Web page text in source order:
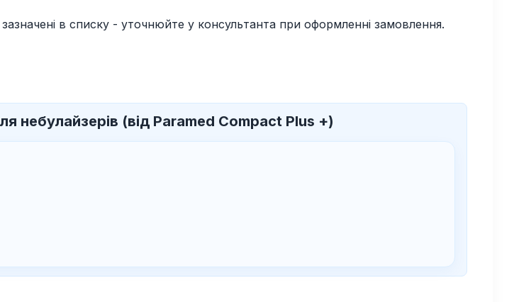
в списку - уточнюйте у консультанта при оформленні замовлення.
небулайзерів (від Paramed Compact Plus +)